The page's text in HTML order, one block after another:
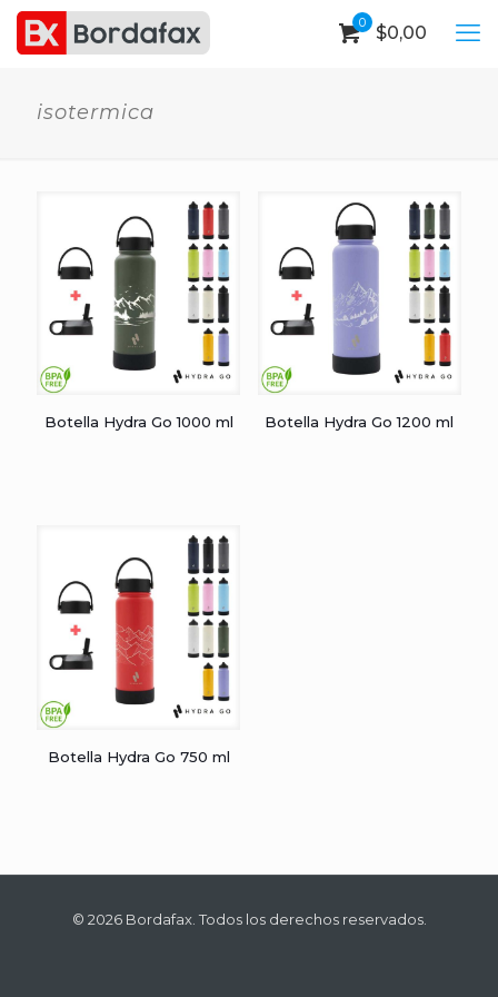
0 $0,00
isotermica
Botella Hydra Go 1000 ml Botella Hydra Go 1200 ml
Botella Hydra Go 750 ml
© 2026 Bordafax. Todos los derechos reservados.